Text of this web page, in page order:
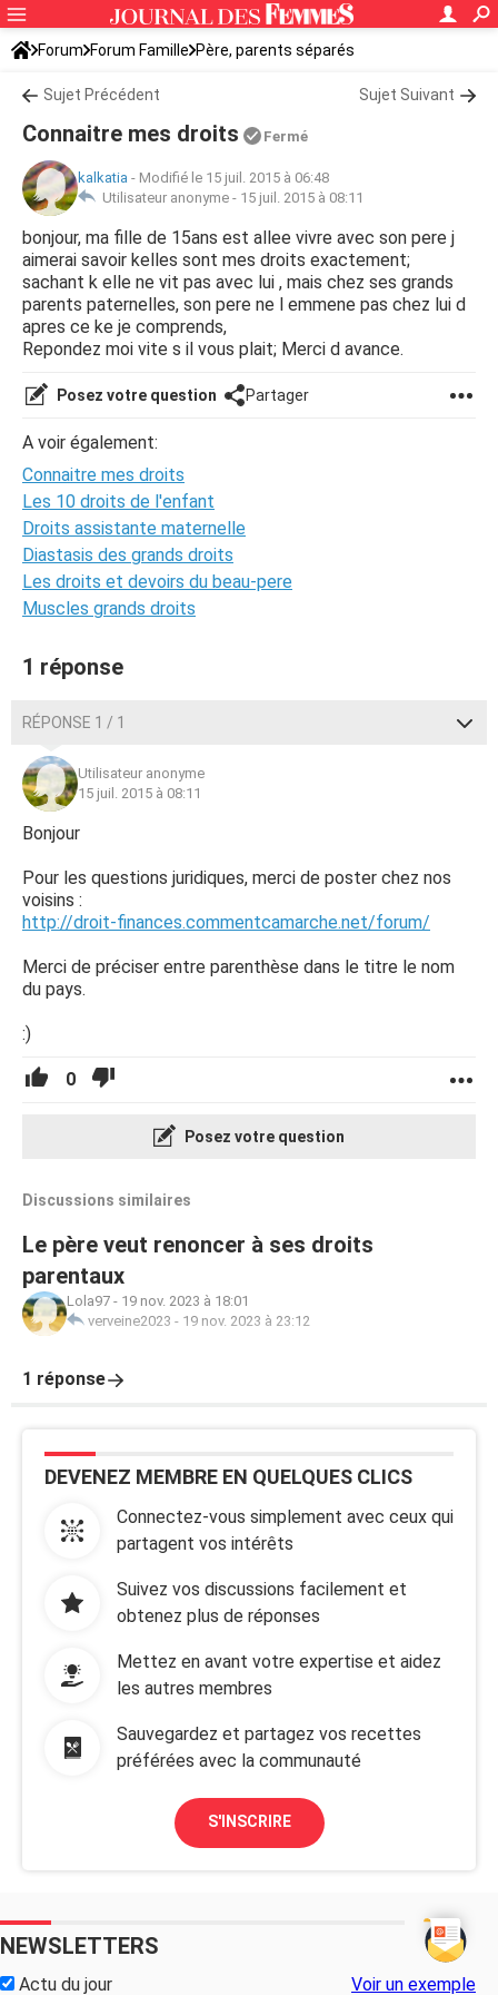
Forum Forum Famille Père, parents séparés
Sujet Précédent Sujet Suivant
Connaitre mes droits Fermé
kalkatia - Modifié le 15 juil. 2015 à 06:48
Utilisateur anonyme - 15 juil. 2015 à 08:11
bonjour, ma fille de 15ans est allee vivre avec son pere j
aimerai savoir kelles sont mes droits exactement;
sachant k elle ne vit pas avec lui , mais chez ses grands
parents paternelles, son pere ne l emmene pas chez lui d
apres ce ke je comprends,
Repondez moi vite s il vous plait; Merci d avance.
Posez votre question Partager
A voir également:
Connaitre mes droits
Les 10 droits de l'enfant
Droits assistante maternelle
Diastasis des grands droits
Les droits et devoirs du beau-pere
Muscles grands droits
1 réponse
RÉPONSE 1 / 1
Utilisateur anonyme
15 juil. 2015 à 08:11
Bonjour
Pour les questions juridiques, merci de poster chez nos
voisins :
http://droit-finances.commentcamarche.net/forum/
Merci de préciser entre parenthèse dans le titre le nom
du pays.
:)
0
Posez votre question
Discussions similaires
Le père veut renoncer à ses droits
parentaux
Lola97 - 19 nov. 2023 à 18:01
verveine2023 - 19 nov. 2023 à 23:12
1 réponse
DEVENEZ MEMBRE EN QUELQUES CLICS
Connectez-vous simplement avec ceux qui
partagent vos intérêts
Suivez vos discussions facilement et
obtenez plus de réponses
Mettez en avant votre expertise et aidez
les autres membres
Sauvegardez et partagez vos recettes
préférées avec la communauté
S'INSCRIRE
NEWSLETTERS
Actu du jour Voir un exemple